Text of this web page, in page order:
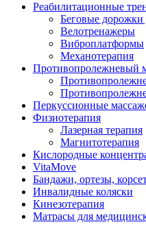
Реабилитационные
Беговые дорожки
Велотренажеры
Виброплатформы
Механотерапия
Противопролежневый
Перкуссионные
Физиотерапия
Лазерная терапия
Магнитотерапия
Кислородные
VitaMove
Бандажи, ортезы,
Инвалидные коляски
Кинезотерапия
Матрасы для